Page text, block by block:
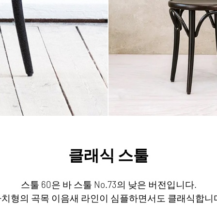
클래식 스툴
스툴 60은 바 스툴 No.73의 낮은 버전입니다.
형의 곡목 이음새 라인이 심플하면서도 클래식합니